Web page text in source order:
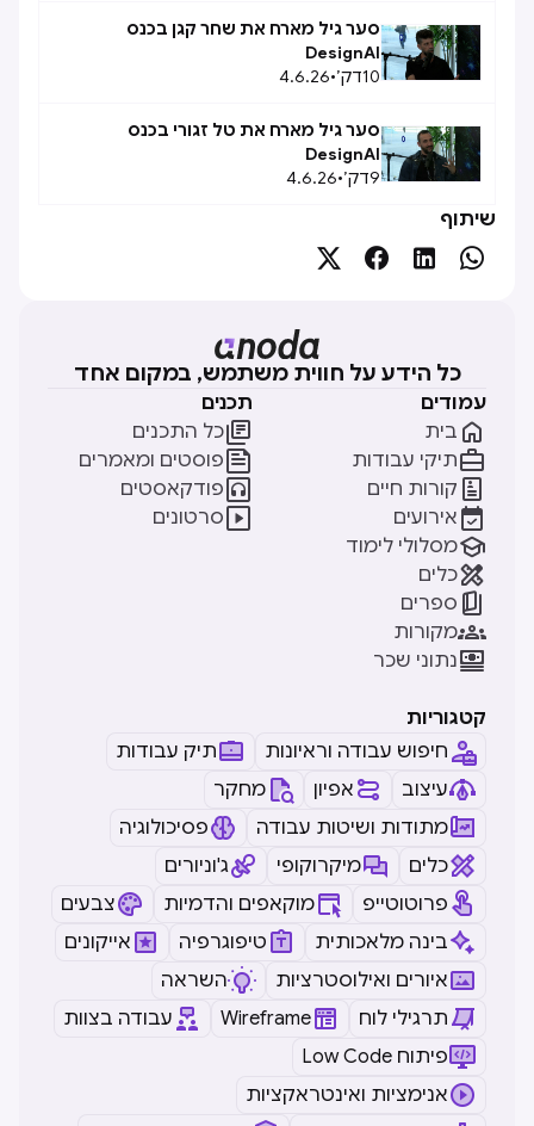
סער גיל מארח את שחר קגן בכנס
DesignAI
10דק׳•
4.6.26
סער גיל מארח את טל זגורי בכנס
DesignAI
9דק׳•
4.6.26
שיתוף




כל הידע על חווית משתמש, במקום אחד
עמודים
בית 
תיקי עבודות
קורות חיים 
אירועים 
מסלולי לימוד
כלים
ספרים 
מקורות
נתוני שכר
תכנים
כל התכנים
פוסטים ומאמרים
פודקאסטים
סרטונים
קטגוריות
חיפוש עבודה וראיונות
תיק עבודות
עיצוב
אפיון
מחקר
מתודות ושיטות עבודה
פסיכולוגיה
כלים
מיקרוקופי
ג'וניורים
פרוטוטייפ
מוקאפים והדמיות
צבעים
בינה מלאכותית
טיפוגרפיה
אייקונים
איורים ואילוסטרציות
השראה
תרגילי לוח
Wireframe
עבודה בצוות
Low Code פיתוח
אנימציות ואינטראקציות